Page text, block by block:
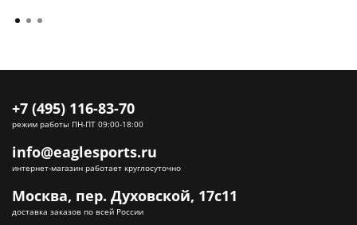
+7 (495) 116-83-70
режим работы ПН-ПТ 09:00-18:00
info@eaglesports.ru
интернет-магазин работает круглосуточно
Москва, пер. Духовской, 17с11
доставка заказов по всей России